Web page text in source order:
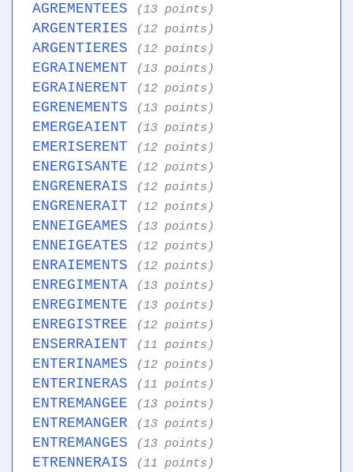
AGREMENTEES (13 points)
ARGENTERIES (12 points)
ARGENTIERES (12 points)
EGRAINEMENT (13 points)
EGRAINERENT (12 points)
EGRENEMENTS (13 points)
EMERGEAIENT (13 points)
EMERISERENT (12 points)
ENERGISANTE (12 points)
ENGRENERAIS (12 points)
ENGRENERAIT (12 points)
ENNEIGEAMES (13 points)
ENNEIGEATES (12 points)
ENRAIEMENTS (12 points)
ENREGIMENTA (13 points)
ENREGIMENTE (13 points)
ENREGISTREE (12 points)
ENSERRAIENT (11 points)
ENTERINAMES (12 points)
ENTERINERAS (11 points)
ENTREMANGEE (13 points)
ENTREMANGER (13 points)
ENTREMANGES (13 points)
ETRENNERAIS (11 points)